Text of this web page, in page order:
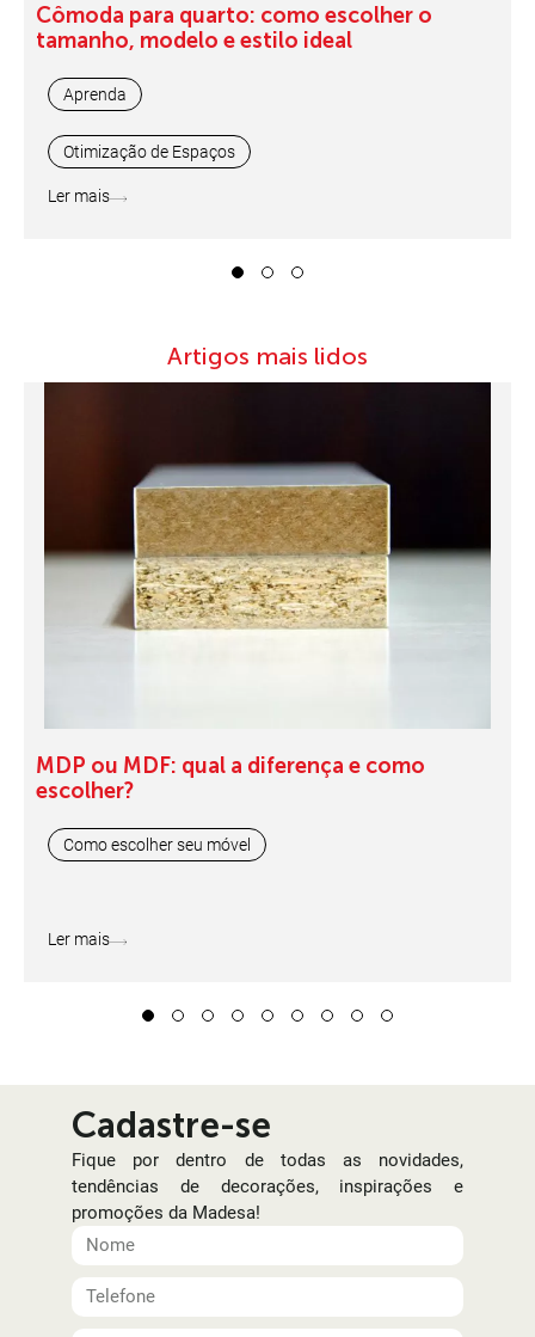
Cômoda para quarto: como escolher o
tamanho, modelo e estilo ideal
Aprenda
Otimização de Espaços
Ler mais
3
Artigos mais lidos
MDP ou MDF: qual a diferença e como
escolher?
Como escolher seu móvel
Ler mais
3 4 5 6 7 8 9
Cadastre-se
Fique por dentro de todas as novidades,
tendências de decorações, inspirações e
promoções da Madesa!